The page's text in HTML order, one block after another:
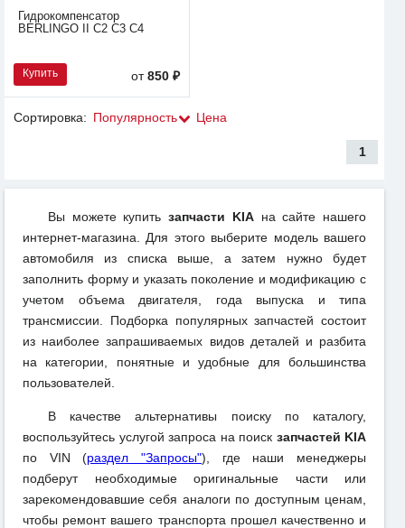
Гидрокомпенсатор
BERLINGO II С2 С3 С4
Купить от850 ₽
Сортировка: Популярность Цена
1
Вы можете купитьзапчасти KIAна сайте нашего
интернет-магазина. Для этого выберите модель вашего
автомобиля из списка выше, а затем нужно будет
заполнить форму и указать поколение и модификацию с
учетом объема двигателя, года выпуска и типа
трансмиссии. Подборка популярных запчастей состоит
из наиболее запрашиваемых видов деталей и разбита
на категории, понятные и удобные для большинства
пользователей.
В качестве альтернативы поиску по каталогу,
воспользуйтесь услугой запроса на поиск запчастей KIA
по VIN (раздел "Запросы"), где наши менеджеры
подберут необходимые оригинальные части или
зарекомендовавшие себя аналоги по доступным ценам,
чтобы ремонт вашего транспорта прошел качественно и